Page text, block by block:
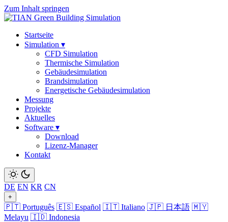
Zum Inhalt springen
Startseite
Simulation ▾
CFD Simulation
Thermische Simulation
Gebäudesimulation
Brandsimulation
Energetische Gebäudesimulation
Messung
Projekte
Aktuelles
Software ▾
Download
Lizenz-Manager
Kontakt
DE EN KR CN
+
🇵🇹 Português 🇪🇸 Español 🇮🇹 Italiano 🇯🇵 日本語 🇲🇾
Melayu 🇮🇩 Indonesia